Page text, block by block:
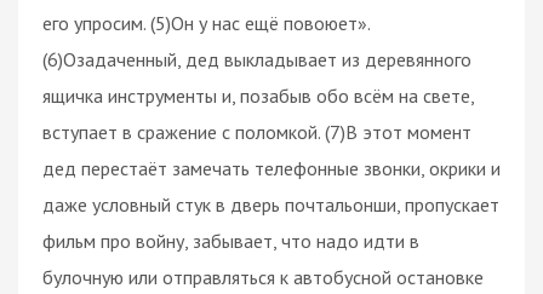
его упросим. (5)Он у нас ещё повоюет».
(6)Озадаченный, дед выкладывает из деревянного
ящичка инструменты и, позабыв обо всём на свете,
вступает в сражение с поломкой. (7)В этот момент
дед перестаёт замечать телефонные звонки, окрики и
даже условный стук в дверь почтальонши, пропускает
фильм про войну, забывает, что надо идти в
булочную или отправляться к автобусной остановке